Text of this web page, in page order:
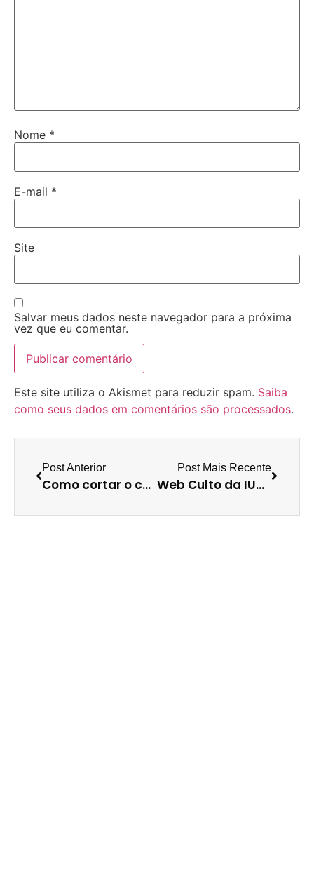
Nome *
E-mail *
Site
Salvar meus dados neste navegador para a próxima
vez que eu comentar.
Este site utiliza o Akismet para reduzir spam. Saiba
como seus dados em comentários são processados.
Post Anterior
Como cortar o chip do Celular para por em um iPad / iPhone 4
Post Mais Recente
Web Culto da IURG: As investidas do inimigo nas gravações